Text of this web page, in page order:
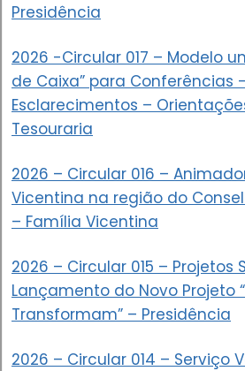
Presidência
2026 -Circular 017 – Modelo
de Caixa” para Conferências
Esclarecimentos –
Tesouraria
2026 – Circular 016 –
Vicentina na região do
– Família Vicentina
2026 – Circular 015 – Projetos
Lançamento do Novo Projeto
Transformam” – Presidência
2026 – Circular 014 – Serviço